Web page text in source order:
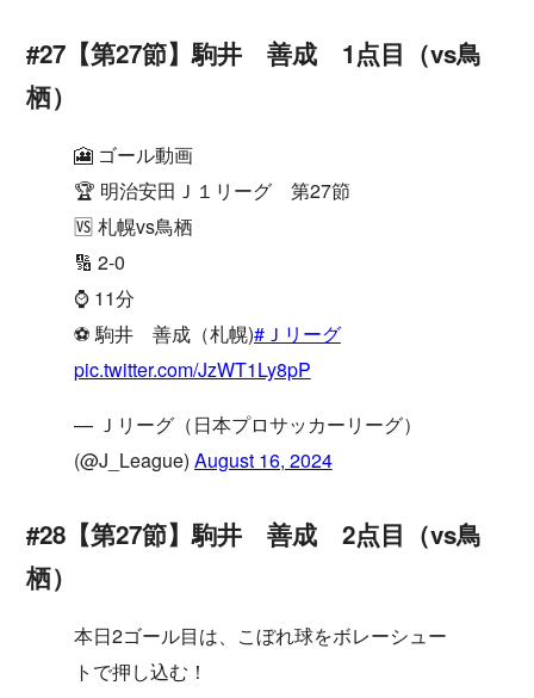
#27【第27節】駒井 善成 1点目（vs鳥
栖）
🎦 ゴール動画
🏆 明治安田Ｊ１リーグ 第27節
🆚 札幌vs鳥栖
🔢 2-0
⌚️ 11分
⚽️ 駒井 善成（札幌)#Ｊリーグ
pic.twitter.com/JzWT1Ly8pP
— Ｊリーグ（日本プロサッカーリーグ）
(@J_League) August 16, 2024
#28【第27節】駒井 善成 2点目（vs鳥
栖）
本日2ゴール目は、こぼれ球をボレーシュー
トで押し込む！